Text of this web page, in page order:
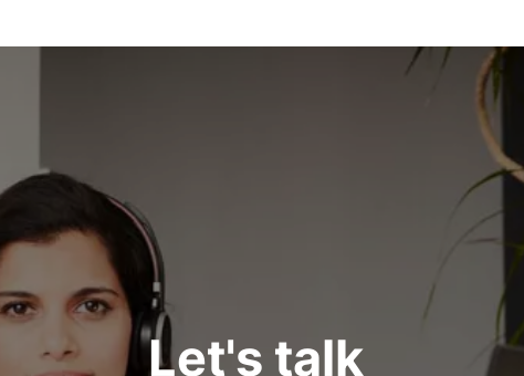
Let's talk